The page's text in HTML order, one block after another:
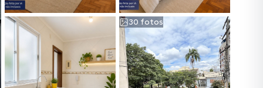
30 fotos